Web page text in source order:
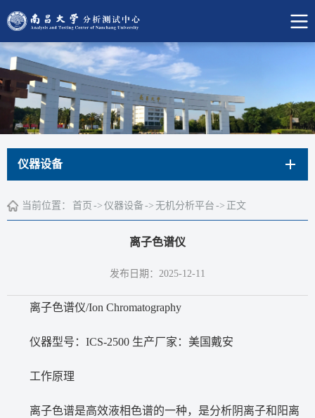
仪器设备
当前位置： 首页 -> 仪器设备-> 无机分析平台 -> 正文
离子色谱仪
发布日期：2025-12-11
离子色谱仪/Ion Chromatography
仪器型号：ICS-2500 生产厂家：美国戴安
工作原理
离子色谱是高效液相色谱的一种，是分析阴离子和阳离